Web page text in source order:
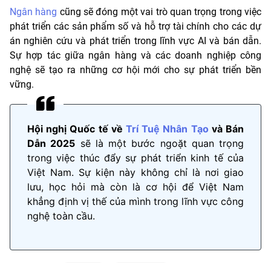
Ngân hàng cũng sẽ đóng một vai trò quan trọng trong việc
phát triển các sản phẩm số và hỗ trợ tài chính cho các dự
án nghiên cứu và phát triển trong lĩnh vực AI và bán dẫn.
Sự hợp tác giữa ngân hàng và các doanh nghiệp công
nghệ sẽ tạo ra những cơ hội mới cho sự phát triển bền
vững.
Hội nghị Quốc tế về Trí Tuệ Nhân Tạo và Bán
Dẫn 2025 sẽ là một bước ngoặt quan trọng
trong việc thúc đẩy sự phát triển kinh tế của
Việt Nam. Sự kiện này không chỉ là nơi giao
lưu, học hỏi mà còn là cơ hội để Việt Nam
khẳng định vị thế của mình trong lĩnh vực công
nghệ toàn cầu.